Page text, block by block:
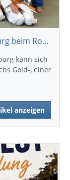
Großer Erfolg für den TSB Ravensburg beim Rosensteinpokal 2026
kann sich
Gold-, einer
anzeigen